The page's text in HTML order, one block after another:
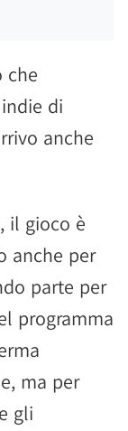
che
di
anche
il gioco è
anche per
parte per
programma
ma per
gli